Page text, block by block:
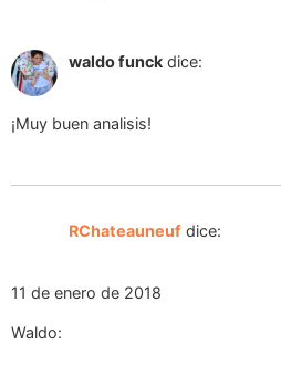
waldo funck dice:
¡Muy buen analisis!
RChateauneuf dice:
11 de enero de 2018
Waldo: